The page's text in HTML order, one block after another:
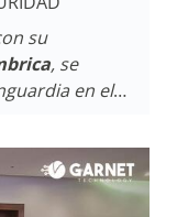
su
, se
en el
cobertura y